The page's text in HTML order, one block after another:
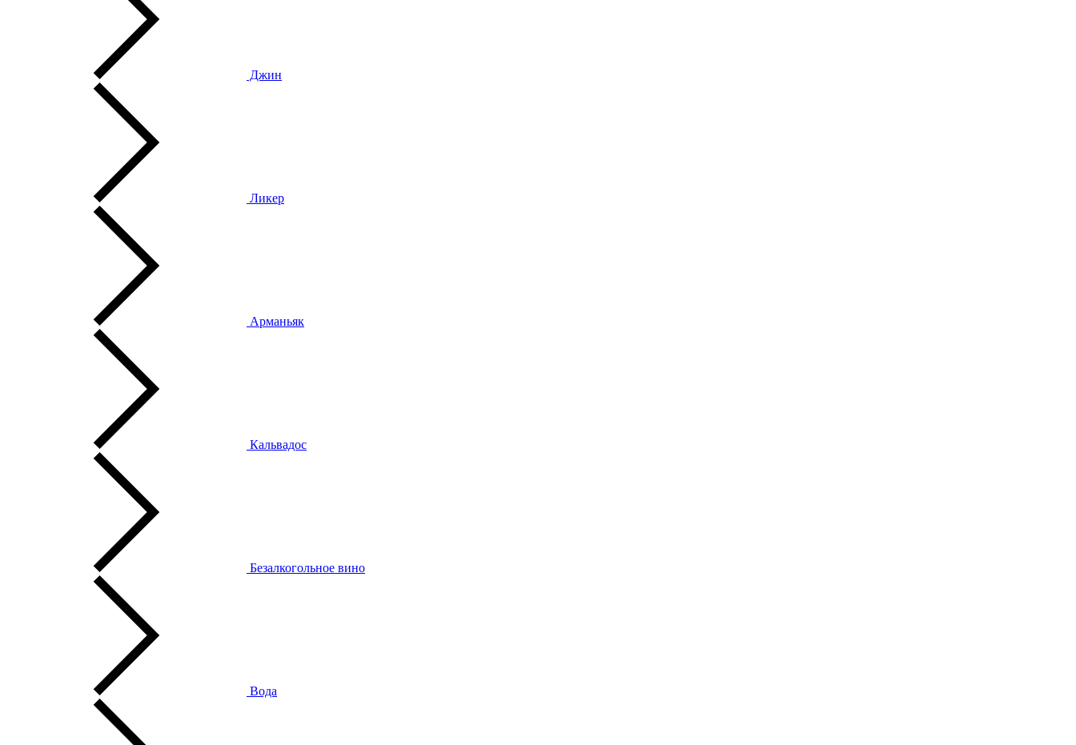
Джин
Ликер
Арманьяк
Кальвадос
Безалкогольное вино
Вода